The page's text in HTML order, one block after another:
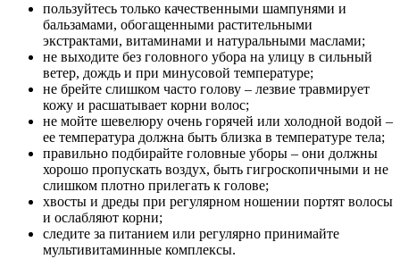
пользуйтесь только качественными шампунями и
бальзамами, обогащенными растительными
экстрактами, витаминами и натуральными маслами;
не выходите без головного убора на улицу в сильный
ветер, дождь и при минусовой температуре;
не брейте слишком часто голову – лезвие травмирует
кожу и расшатывает корни волос;
не мойте шевелюру очень горячей или холодной водой –
ее температура должна быть близка в температуре тела;
правильно подбирайте головные уборы – они должны
хорошо пропускать воздух, быть гигроскопичными и не
слишком плотно прилегать к голове;
хвосты и дреды при регулярном ношении портят волосы
и ослабляют корни;
следите за питанием или регулярно принимайте
мультивитаминные комплексы.